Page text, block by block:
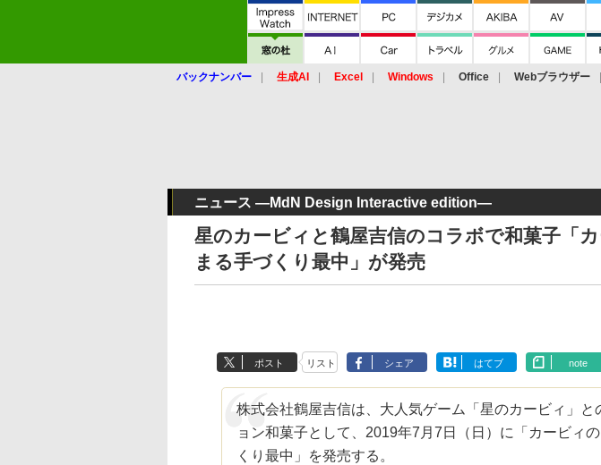
バックナンバー 生成AI Excel Windows Office Webブラウザー
ニュース ―MdN Design Interactive edition―
星のカービィと鶴屋吉信のコラボで和菓子「
まる手づくり最中」が発売
ポスト リスト シェア はてブ note
株式会社鶴屋吉信は、大人気ゲーム「星のカービィ」と
ョン和菓子として、2019年7月7日（日）に「カービィ
くり最中」を発売する。